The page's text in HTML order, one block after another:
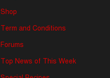
Shop
Term and Conditions
Forums
Top News of This Week